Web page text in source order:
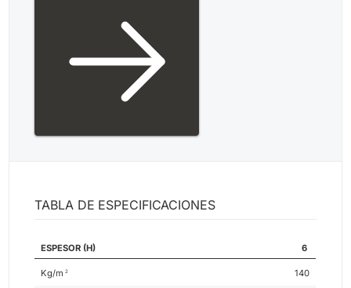
TABLA DE ESPECIFICACIONES
ESPESOR (H) 6
Kg/m 2 140